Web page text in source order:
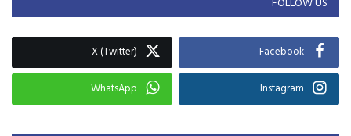
Facebook
X (Twitter)
Instagram
WhatsApp